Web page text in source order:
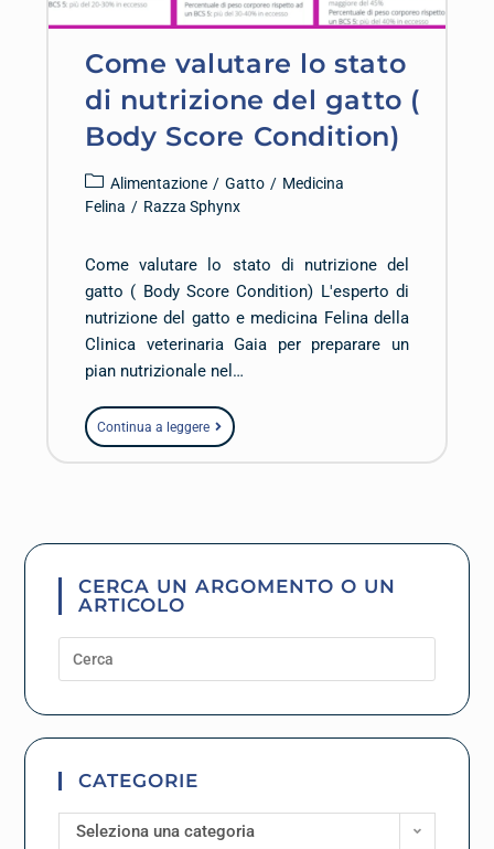
Come valutare lo stato
di nutrizione del gatto (
Body Score Condition)
Alimentazione / Gatto / Medicina
Felina / Razza Sphynx
Come valutare lo stato di nutrizione del
gatto ( Body Score Condition) L'esperto di
nutrizione del gatto e medicina Felina della
Clinica veterinaria Gaia per preparare un
pian nutrizionale nel…
Continua a leggere
CERCA UN ARGOMENTO O UN
ARTICOLO
CATEGORIE
Seleziona una categoria